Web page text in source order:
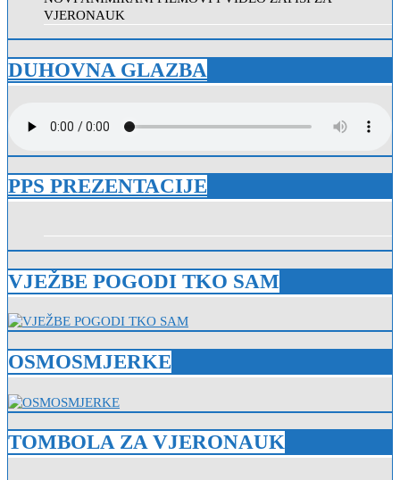
VJERONAUK
DUHOVNA GLAZBA
PPS PREZENTACIJE
VJEŽBE POGODI TKO SAM
OSMOSMJERKE
TOMBOLA ZA VJERONAUK